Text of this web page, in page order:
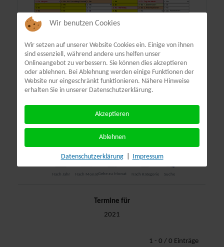
Terminübersicht
Nach Jahr Nach MonatGehe zu Monat Nach Kategorie Suche
Termine für
2021
Limite der Paginierungsliste
1 - 0 / 0 Einträge
Wir benutzen Cookies
Wir setzen auf unserer Website Cookies ein. Einige von ihnen
sind essenziell, während andere uns helfen unser
Onlineangebot zu verbessern. Sie können dies akzeptieren
oder ablehnen. Bei Ablehnung werden einige Funktionen der
Website nur eingeschränkt funktionieren. Nähere Hinweise
erhalten Sie in unserer Datenschutzerklärung.
Akzeptieren
Ablehnen
Datenschutzerklärung Impressum